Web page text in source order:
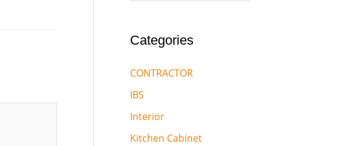
Categories
CONTRACTOR
IBS
Interior
Kitchen Cabinet